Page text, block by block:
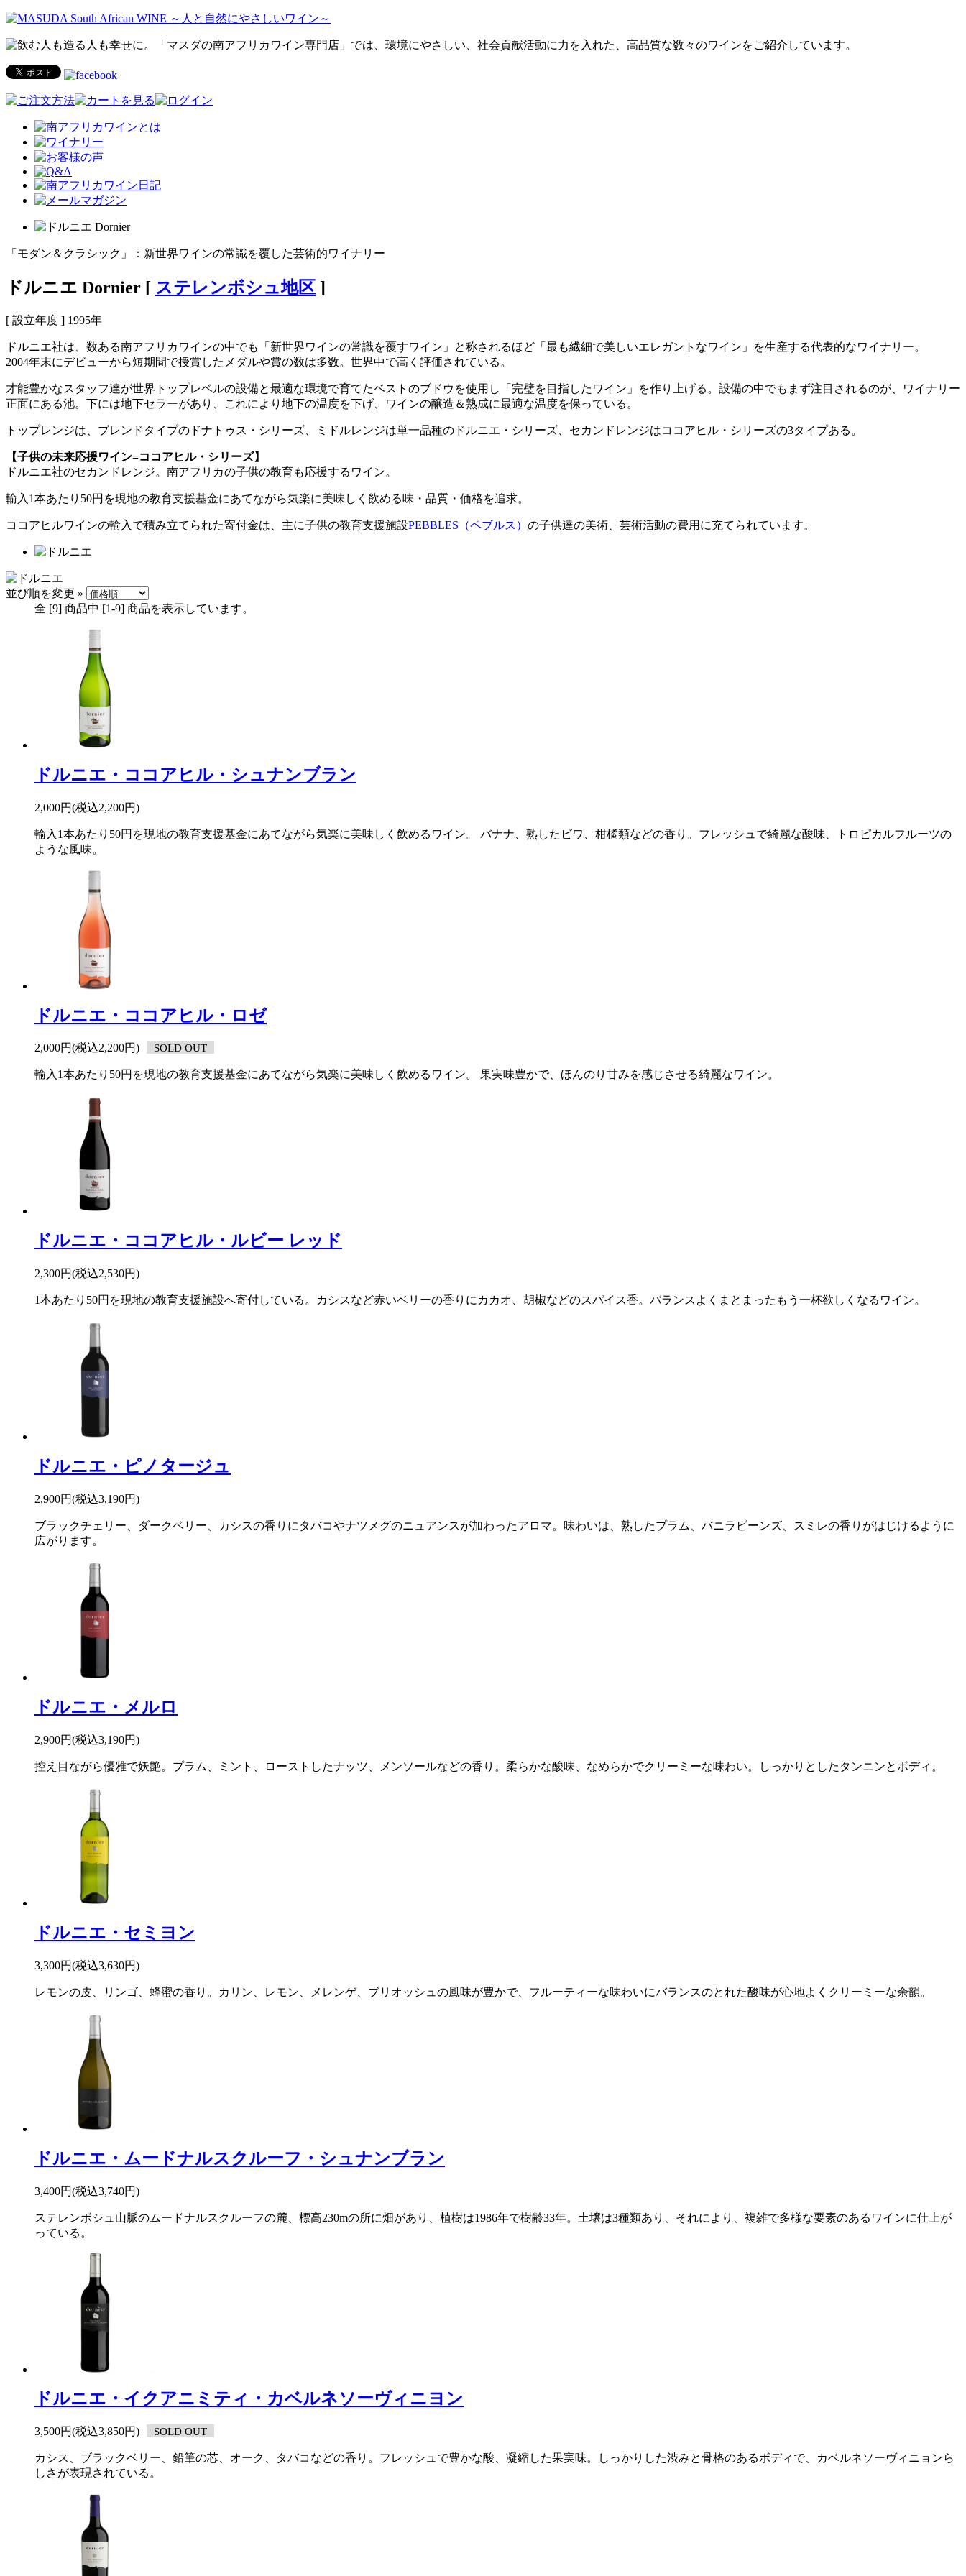
「モダン＆クラシック」：新世界ワインの常識を覆した芸術的ワイナリー
ドルニエ Dornier [ ステレンボシュ地区 ]
[ 設立年度 ] 1995年
ドルニエ社は、数ある南アフリカワインの中でも「新世界ワインの常識を覆すワイン」と称されるほど「最も繊細で美しいエレガントなワイン」を生産する代表的なワイナリー。
2004年末にデビューから短期間で授賞したメダルや賞の数は多数。世界中で高く評価されている。
才能豊かなスタッフ達が世界トップレベルの設備と最適な環境で育てたベストのブドウを使用し「完璧を目指したワイン」を作り上げる。設備の中でもまず注目されるのが、ワイナリー
正面にある池。下には地下セラーがあり、これにより地下の温度を下げ、ワインの醸造＆熟成に最適な温度を保っている。
トップレンジは、ブレンドタイプのドナトゥス・シリーズ、ミドルレンジは単一品種のドルニエ・シリーズ、セカンドレンジはココアヒル・シリーズの3タイプある。
【子供の未来応援ワイン=ココアヒル・シリーズ】
ドルニエ社のセカンドレンジ。南アフリカの子供の教育も応援するワイン。
輸入1本あたり50円を現地の教育支援基金にあてながら気楽に美味しく飲める味・品質・価格を追求。
ココアヒルワインの輸入で積み立てられた寄付金は、主に子供の教育支援施設PEBBLES（ペブルス） の子供達の美術、芸術活動の費用に充てられています。
並び順を変更 »
全 [9] 商品中 [1-9] 商品を表示しています。
ドルニエ・ココアヒル・シュナンブラン
2,000円(税込2,200円)
輸入1本あたり50円を現地の教育支援基金にあてながら気楽に美味しく飲めるワイン。 バナナ、熟したビワ、柑橘類などの香り。フレッシュで綺麗な酸味、トロピカルフルーツの
ような風味。
ドルニエ・ココアヒル・ロゼ
2,000円(税込2,200円) SOLD OUT
輸入1本あたり50円を現地の教育支援基金にあてながら気楽に美味しく飲めるワイン。 果実味豊かで、ほんのり甘みを感じさせる綺麗なワイン。
ドルニエ・ココアヒル・ルビー レッド
2,300円(税込2,530円)
1本あたり50円を現地の教育支援施設へ寄付している。カシスなど赤いベリーの香りにカカオ、胡椒などのスパイス香。バランスよくまとまったもう一杯欲しくなるワイン。
ドルニエ・ピノタージュ
2,900円(税込3,190円)
ブラックチェリー、ダークベリー、カシスの香りにタバコやナツメグのニュアンスが加わったアロマ。味わいは、熟したプラム、バニラビーンズ、スミレの香りがはじけるように
広がります。
ドルニエ・メルロ
2,900円(税込3,190円)
控え目ながら優雅で妖艶。プラム、ミント、ローストしたナッツ、メンソールなどの香り。柔らかな酸味、なめらかでクリーミーな味わい。しっかりとしたタンニンとボディ。
ドルニエ・セミヨン
3,300円(税込3,630円)
レモンの皮、リンゴ、蜂蜜の香り。カリン、レモン、メレンゲ、ブリオッシュの風味が豊かで、フルーティーな味わいにバランスのとれた酸味が心地よくクリーミーな余韻。
ドルニエ・ムードナルスクルーフ・シュナンブラン
3,400円(税込3,740円)
ステレンボシュ山脈のムードナルスクルーフの麓、標高230mの所に畑があり、植樹は1986年で樹齢33年。土壌は3種類あり、それにより、複雑で多様な要素のあるワインに仕上が
っている。
ドルニエ・イクアニミティ・カベルネソーヴィニヨン
3,500円(税込3,850円) SOLD OUT
カシス、ブラックベリー、鉛筆の芯、オーク、タバコなどの香り。フレッシュで豊かな酸、凝縮した果実味。しっかりした渋みと骨格のあるボディで、カベルネソーヴィニョンら
しさが表現されている。